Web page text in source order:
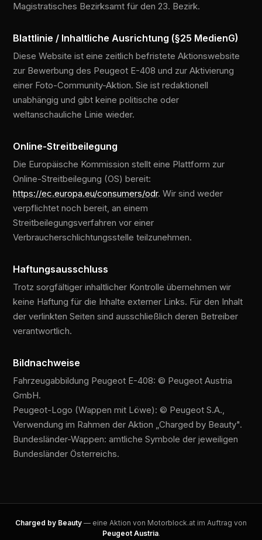
Magistratisches Bezirksamt für den 23. Bezirk.
Blattlinie / Inhaltliche Ausrichtung (§25 MedienG)
Diese Website ist eine zeitlich befristete Aktionswebsite
zur Bewerbung des Peugeot E-408 und zur Aktivierung
einer Foto-Community-Aktion. Sie ist redaktionell
unabhängig und gibt keine politische oder
weltanschauliche Linie wieder.
Online-Streitbeilegung
Die Europäische Kommission stellt eine Plattform zur
Online-Streitbeilegung (OS) bereit:
https://ec.europa.eu/consumers/odr. Wir sind weder
verpflichtet noch bereit, an einem
Streitbeilegungsverfahren vor einer
Verbraucherschlichtungsstelle teilzunehmen.
Haftungsausschluss
Trotz sorgfältiger inhaltlicher Kontrolle übernehmen wir
keine Haftung für die Inhalte externer Links. Für den Inhalt
der verlinkten Seiten sind ausschließlich deren Betreiber
verantwortlich.
Bildnachweise
Fahrzeugabbildung Peugeot E-408: © Peugeot Austria
GmbH.
Peugeot-Logo (Wappen mit Löwe): © Peugeot S.A.,
Verwendung im Rahmen der Aktion „Charged by Beauty".
Bundesländer-Wappen: amtliche Symbole der jeweiligen
Bundesländer Österreichs.
Charged by Beauty — eine Aktion von Motorblock.at im Auftrag von
Peugeot Austria.